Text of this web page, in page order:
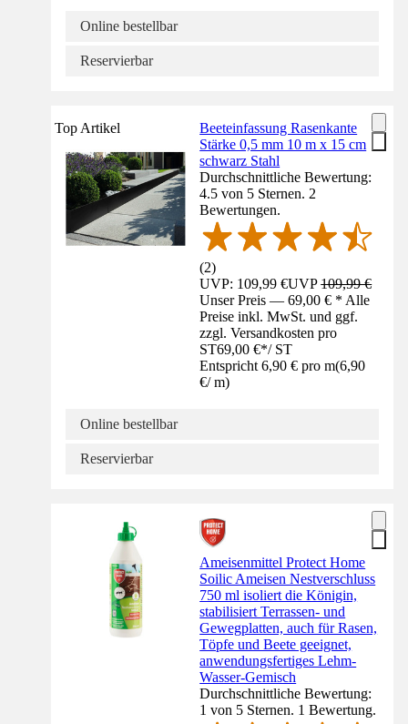
Online bestellbar
Reservierbar
Top Artikel
Beeteinfassung Rasenkante
Stärke 0,5 mm 10 m x 15 cm
schwarz Stahl
Durchschnittliche Bewertung:
4.5 von 5 Sternen. 2
Bewertungen.
(2)
UVP: 109,99 €UVP109,99 €
Unser Preis — 69,00 € * Alle
Preise inkl. MwSt. und ggf.
zzgl. Versandkosten pro
ST69,00 €*/ ST
Entspricht 6,90 € pro m(6,90
€/ m)
Online bestellbar
Reservierbar
Ameisenmittel Protect Home
Soilic Ameisen Nestverschluss
750 ml isoliert die Königin,
stabilisiert Terrassen- und
Gewegplatten, auch für Rasen,
Töpfe und Beete geeignet,
anwendungsfertiges Lehm-
Wasser-Gemisch
Durchschnittliche Bewertung:
1 von 5 Sternen. 1 Bewertung.